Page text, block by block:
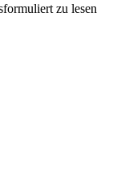
zu lesen